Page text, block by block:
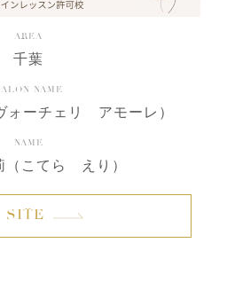
AREA
千葉
NAME
ォーチェリ アモーレ）
NAME
こてら えり）
SITE